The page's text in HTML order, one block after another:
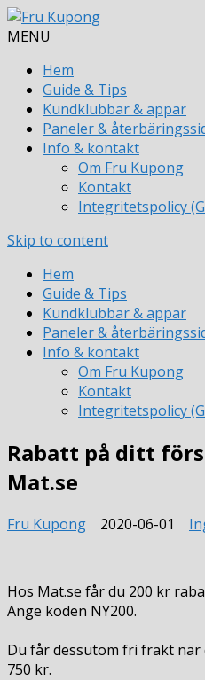
MENU
Hem
Guide & Tips
Kundklubbar & appar
Paneler &
Info & kontakt
Om Fru Kupong
Kontakt
Integritetspolicy
Skip to content
Hem
Guide & Tips
Kundklubbar & appar
Paneler &
Info & kontakt
Om Fru Kupong
Kontakt
Integritetspolicy
Rabatt på ditt
Mat.se
Fru Kupong 2020-06-01
Hos Mat.se får du 200 kr
Ange koden NY200.
Du får dessutom fri frakt
750 kr.